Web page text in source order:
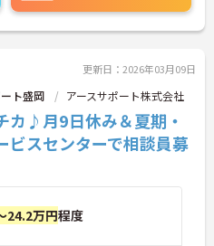
更新日：2026年03月09日
ト盛岡 アースサポート株式会社
カ♪月9日休み＆夏期・
スセンターで相談員募
24.2万円程度